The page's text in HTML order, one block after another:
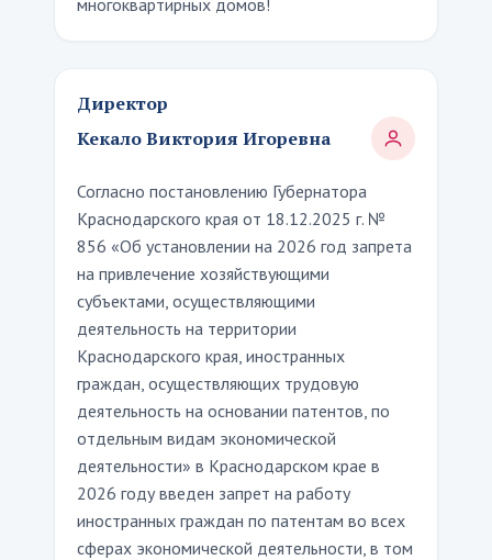
многоквартирных домов!
Директор
Кекало Виктория Игоревна
Согласно постановлению Губернатора
Краснодарского края от 18.12.2025 г. №
856 «Об установлении на 2026 год запрета
на привлечение хозяйствующими
субъектами, осуществляющими
деятельность на территории
Краснодарского края, иностранных
граждан, осуществляющих трудовую
деятельность на основании патентов, по
отдельным видам экономической
деятельности» в Краснодарском крае в
2026 году введен запрет на работу
иностранных граждан по патентам во всех
сферах экономической деятельности, в том